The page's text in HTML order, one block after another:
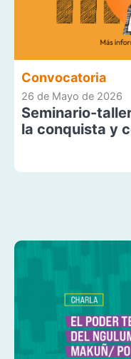
Convocatoria
26 de Mayo de 2026
Seminario-
la conquista y